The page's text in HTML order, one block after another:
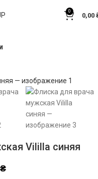
0
0,00
Vililla синяя
₴